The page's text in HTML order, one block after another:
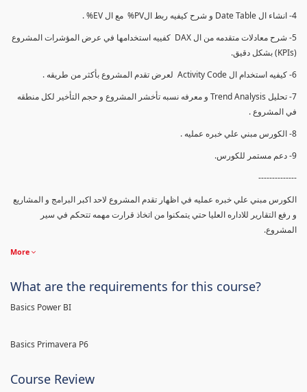
4- انشاء ال Date Table و شرح كيفيه ربط الPV% مع ال EV% .
5- شرح معادلات متقدمه من ال DAX كفييه استخدامها في عرض المؤشرات المشروع
(KPIs) بشكل دقيق.
6- كيفيه استخدام ال Activity Code لعرض تقدم المشروع بأكثر من طريقه .
7- تحليل Trend Analysis و معرفه نسبه تأخشر المشروع و حجم التأخير لكل منطقه
في المشروع .
8- الكورس مبني علي خبره عمليه .
9- دعم مستمر للكورس.
--------------
الكورس مبني علي خبره عمليه في اظهار تقدم المشروع لاحد اكبر البرامج و المشاريع
و رفع التقارير للاداره العليا حتي يتمكنوا من اتخاذ قرارت مهمه تتحكم في سير
المشروع.
More
What are the requirements for this course?
Basics Power BI
Basics Primavera P6
Course Review